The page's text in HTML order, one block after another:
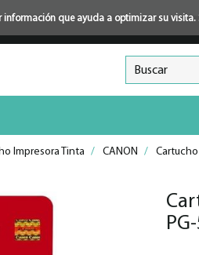
información que ayuda a optimizar su
Impresora Tinta / CANON /